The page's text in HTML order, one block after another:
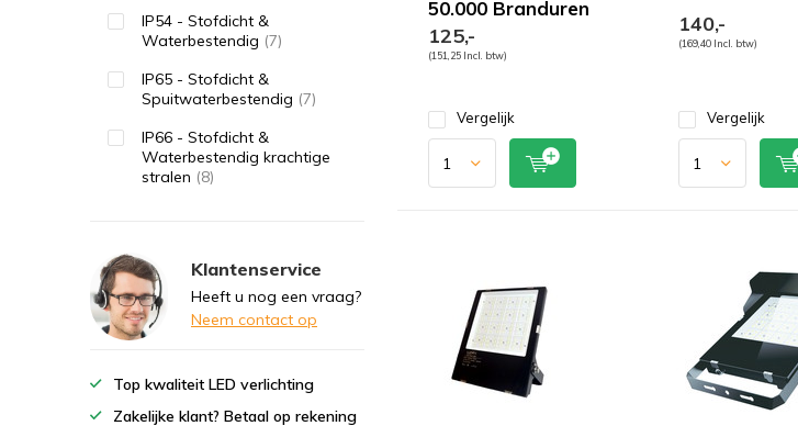
50.000 Branduren
125,-
(151,25 Incl. btw)
Vergelijk
140,-
(169,40 Incl. btw)
Vergelijk
IP54 - Stofdicht &
Waterbestendig (7)
IP65 - Stofdicht &
Spuitwaterbestendig (7)
IP66 - Stofdicht &
Waterbestendig krachtige
stralen (8)
Klantenservice
Heeft u nog een vraag?
Neem contact op
Top kwaliteit LED verlichting
Zakelijke klant? Betaal op rekening